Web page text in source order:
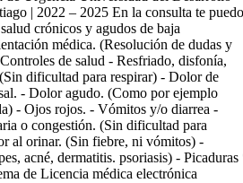
| 2022 – 2025 En la consulta te puedo
crónicos y agudos de baja
médica. (Resolución de dudas y
de salud - Resfriado, disfonía,
dificultad para respirar) - Dolor de
- Dolor agudo. (Como por ejemplo
- Ojos rojos. - Vómitos y/o diarrea -
o congestión. (Sin dificultad para
al orinar. (Sin fiebre, ni vómitos) -
acné, dermatitis. psoriasis) -
de Licencia médica electrónica